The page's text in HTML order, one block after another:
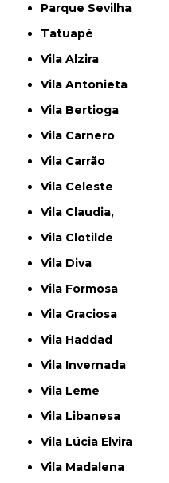
Parque Sevilha
Tatuapé
Vila Alzira
Vila Antonieta
Vila Bertioga
Vila Carnero
Vila Carrão
Vila Celeste
Vila Claudia,
Vila Clotilde
Vila Diva
Vila Formosa
Vila Graciosa
Vila Haddad
Vila Invernada
Vila Leme
Vila Libanesa
Vila Lúcia Elvira
Vila Madalena